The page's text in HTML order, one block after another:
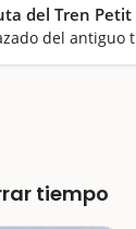
del Tren Petit
tiempo